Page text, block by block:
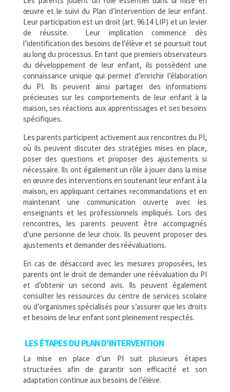
œuvre et le suivi du Plan d’intervention de leur enfant.
Leur participation est un droit (art. 96.14 LIP) et un levier
de réussite. Leur implication commence dès
l’identification des besoins de l’élève et se poursuit tout
au long du processus. En tant que premiers observateurs
du développement de leur enfant, ils possèdent une
connaissance unique qui permet d’enrichir l’élaboration
du PI. Ils peuvent ainsi partager des informations
précieuses sur les comportements de leur enfant à la
maison, ses réactions aux apprentissages et ses besoins
spécifiques.
Les parents participent activement aux rencontres du PI,
où ils peuvent discuter des stratégies mises en place,
poser des questions et proposer des ajustements si
nécessaire. Ils ont également un rôle à jouer dans la mise
en œuvre des interventions en soutenant leur enfant à la
maison, en appliquant certaines recommandations et en
maintenant une communication ouverte avec les
enseignants et les professionnels impliqués. Lors des
rencontres, les parents peuvent être accompagnés
d’une personne de leur choix. Ils peuvent proposer des
ajustements et demander des réévaluations.
En cas de désaccord avec les mesures proposées, les
parents ont le droit de demander une réévaluation du PI
et d’obtenir un second avis. Ils peuvent également
consulter les ressources du centre de services scolaire
ou d’organismes spécialisés pour s’assurer que les droits
et besoins de leur enfant sont pleinement respectés.
LES ÉTAPES DU PLAN D’INTERVENTION
La mise en place d’un PI suit plusieurs étapes
structurées afin de garantir son efficacité et son
adaptation continue aux besoins de l’élève.